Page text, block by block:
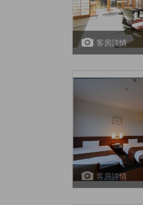
客房詳情
客房詳情